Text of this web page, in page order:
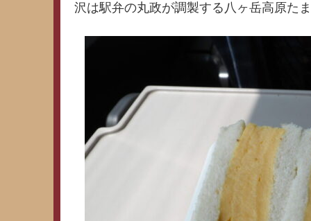
沢は駅弁の丸政が調製する八ヶ岳高原た